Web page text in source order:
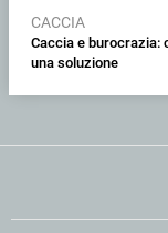
CACCIA
Caccia e burocrazia:
una soluzione